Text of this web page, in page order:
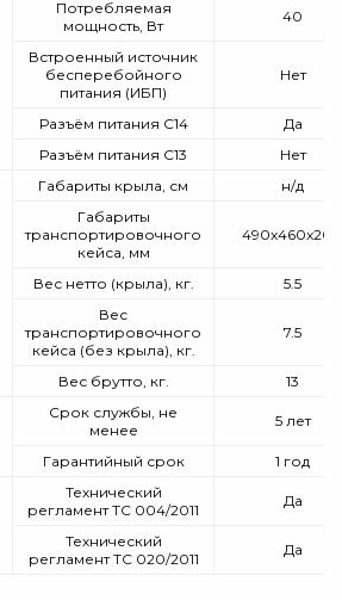
Потребляемая
мощность, Вт
40
Встроенный источник
бесперебойного
питания (ИБП)
Нет
Разъём питания С14
Да
Разъём питания С13
Нет
Габариты крыла, см
н/д
Габариты
транспортировочного
кейса, мм
490x460x200
Вес нетто (крыла), кг.
5.5
Вес
транспортировочного
кейса (без крыла), кг.
7.5
Вес брутто, кг. 13
Срок службы, не
менее
5 лет
Гарантийный срок 1 год
Технический
регламент ТС 004/2011
Да
Технический
регламент ТС 020/2011
Да